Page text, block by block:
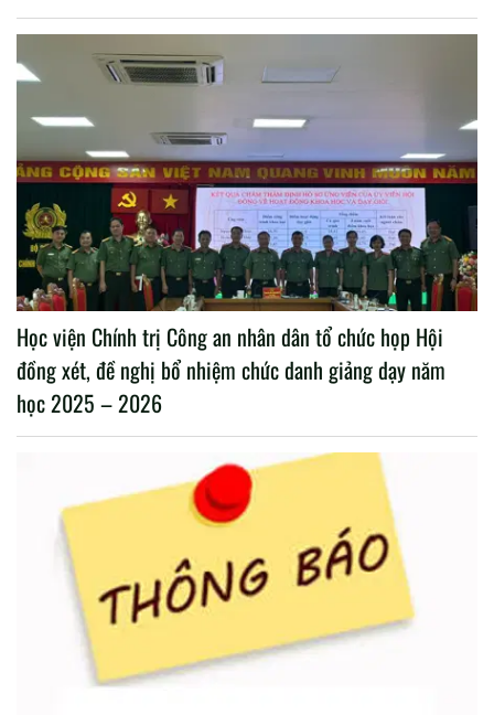
Học viện Chính trị Công an nhân dân tổ chức họp Hội
đồng xét, đề nghị bổ nhiệm chức danh giảng dạy năm
học 2025 – 2026